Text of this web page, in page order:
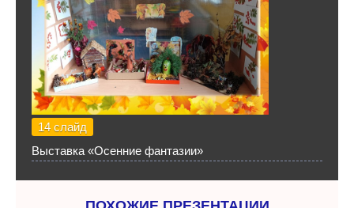
14 слайд
Выставка «Осенние фантазии»